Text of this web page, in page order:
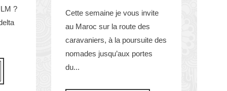
?
Cette semaine je vous invite
au Maroc sur la route des
caravaniers, à la poursuite des
nomades jusqu’aux portes
du...